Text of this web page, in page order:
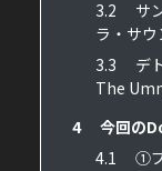
3.2
サ
ラ・サウ
3.3
デ
The
4
今回の
4.1
①